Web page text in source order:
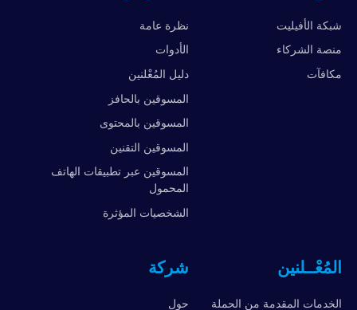
شبكة الأفيليت
منصة الشركاء
مكافآت
نظرة عامة
الأدوات
دليل المُعْلنين
المسوقين بالحافز
المسوقين بالمحتوى
المسوقين التقنين
المسوقين عبر تطبيقات الهاتف
المحمول
الشخصيات المؤثرة
المُعْــلنين
الخدمات المقدمة من الحملة
شركة
حول